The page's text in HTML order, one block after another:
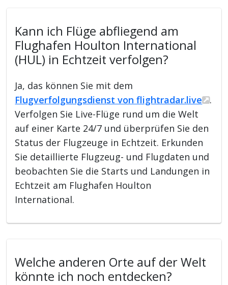
Kann ich Flüge abfliegend am
Flughafen Houlton International
(HUL) in Echtzeit verfolgen?
Ja, das können Sie mit dem
Flugverfolgungsdienst von flightradar.live
.
Verfolgen Sie Live-Flüge rund um die Welt
auf einer Karte 24/7 und überprüfen Sie den
Status der Flugzeuge in Echtzeit. Erkunden
Sie detaillierte Flugzeug- und Flugdaten und
beobachten Sie die Starts und Landungen in
Echtzeit am Flughafen Houlton
International.
Welche anderen Orte auf der Welt
könnte ich noch entdecken?